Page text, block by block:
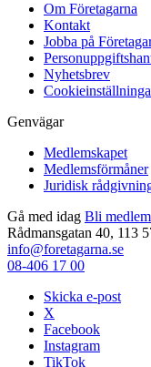
Om Företagarna
Kontakt
Jobba på
Nyhetsbrev
Genvägar
Medlemskapet
Medlemsförmåner
Juridisk
Gå med idag Bli medlem
Rådmansgatan 40, 113
info@foretagarna.se
08-406 17 00
Skicka e-post
X
Facebook
Instagram
TikTok